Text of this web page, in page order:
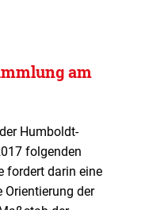
am
Humboldt-
folgenden
fordert darin eine
Orientierung der